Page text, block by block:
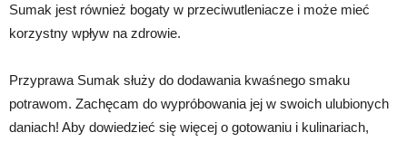
Sumak jest również bogaty w przeciwutleniacze i może mieć
korzystny wpływ na zdrowie.
Przyprawa Sumak służy do dodawania kwaśnego smaku
potrawom. Zachęcam do wypróbowania jej w swoich ulubionych
daniach! Aby dowiedzieć się więcej o gotowaniu i kulinariach,